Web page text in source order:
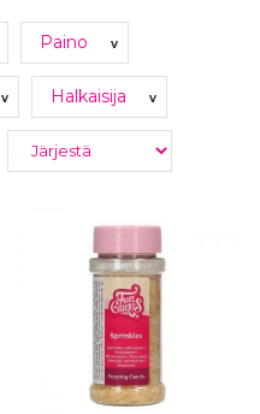
Paino v
v Halkaisija v